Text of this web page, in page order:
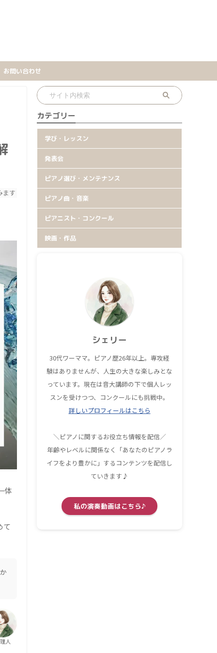
お問い合わせ
ます
体
て
人
カテゴリー
学び・レッスン
発表会
ピアノ選び・メンテナンス
ピアノ曲・音楽
ピアニスト・コンクール
映画・作品
シェリー
30代ワーママ。ピアノ歴26年以上。専攻経
験はありませんが、人生の大きな楽しみとな
っています。現在は音大講師の下で個人レッ
スンを受けつつ、コンクールにも挑戦中。
詳しいプロフィールはこちら
＼ピアノに関するお役立ち情報を配信／
年齢やレベルに関係なく「あなたのピアノラ
イフをより豊かに」するコンテンツを配信し
ていきます♪
私の演奏動画はこちら♪